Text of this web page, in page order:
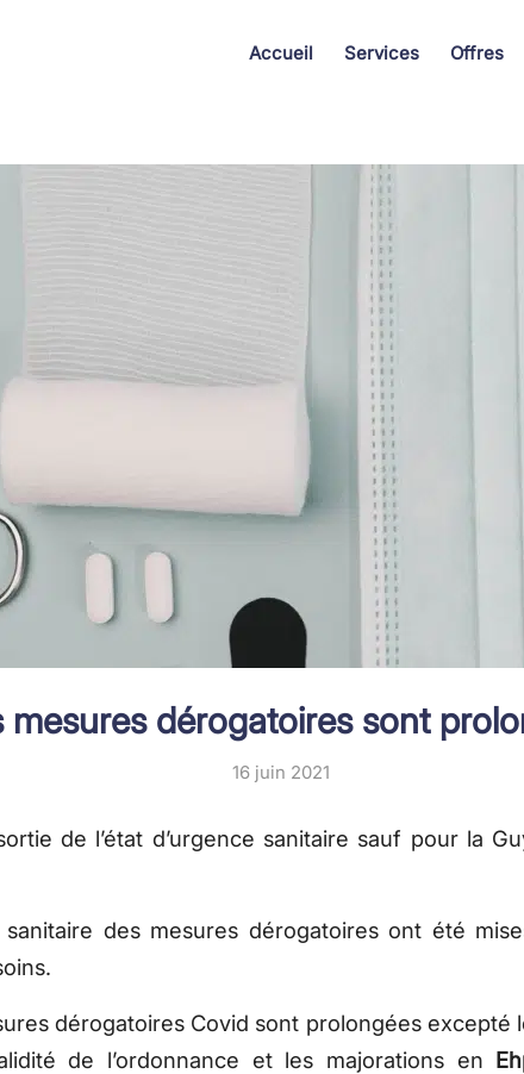
Accueil Services Offres
mesures dérogatoires sont
16 juin 2021
de l’état d’urgence sanitaire sauf pour la
des mesures dérogatoires ont été
dérogatoires Covid sont prolongées excepté
de l’ordonnance et les majorations en